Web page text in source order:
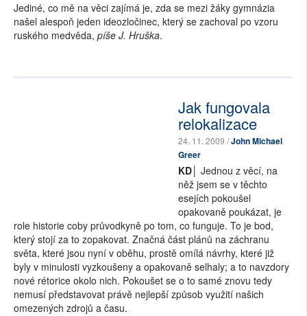
Jediné, co mě na věci zajímá je, zda se mezi žáky gymnázia
našel alespoň jeden ideozločinec, který se zachoval po vzoru
ruského medvěda, píše J. Hruška.
Jak fungovala
relokalizace
24. 11. 2009 /John Michael
Greer
KD│
Jednou z věcí, na
něž jsem se v těchto
esejích pokoušel
opakovaně poukázat, je
role historie coby průvodkyně po tom, co funguje. To je bod,
který stojí za to zopakovat. Značná část plánů na záchranu
světa, které jsou nyní v oběhu, prostě omílá návrhy, které již
byly v minulosti vyzkoušeny a opakovaně selhaly; a to navzdory
nové rétorice okolo nich. Pokoušet se o to samé znovu tedy
nemusí představovat právě nejlepší způsob využití našich
omezených zdrojů a času.